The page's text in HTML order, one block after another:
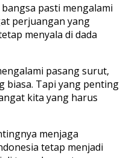
pasti mengalami
perjuangan yang
menyala di dada
pasang surut,
biasa. Tapi yang penting
kita yang harus
menjaga
tetap menjadi